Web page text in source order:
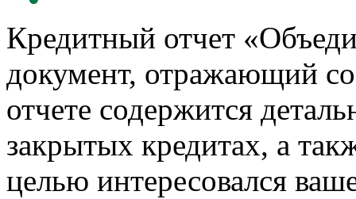
Кредитный отчет
документ, отражающий
отчете содержится
закрытых кредитах, а
целью интересовался